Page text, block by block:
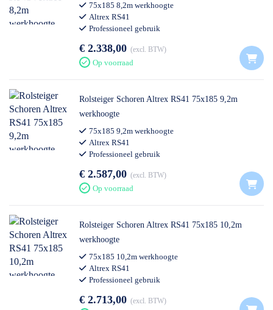
75x185 8,2m werkhoogte
Altrex RS41
Professioneel gebruik
€ 2.338,00 excl. BTW
Op voorraad
Rolsteiger Schoren Altrex RS41 75x185 9,2m
werkhoogte
75x185 9,2m werkhoogte
Altrex RS41
Professioneel gebruik
€ 2.587,00 excl. BTW
Op voorraad
Rolsteiger Schoren Altrex RS41 75x185 10,2m
werkhoogte
75x185 10,2m werkhoogte
Altrex RS41
Professioneel gebruik
€ 2.713,00 excl. BTW